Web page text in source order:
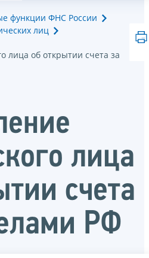
функции ФНС России
лиц
лица об открытии счета за
лица
счета
РФ